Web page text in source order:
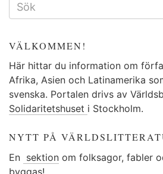
VÄLKOMMEN!
Här hittar du information om
Afrika, Asien och Latinamerika
svenska. Portalen drivs av
Solidaritetshuset i Stockholm.
NYTT PÅ
En sektion om folksagor, fabler
byggas!